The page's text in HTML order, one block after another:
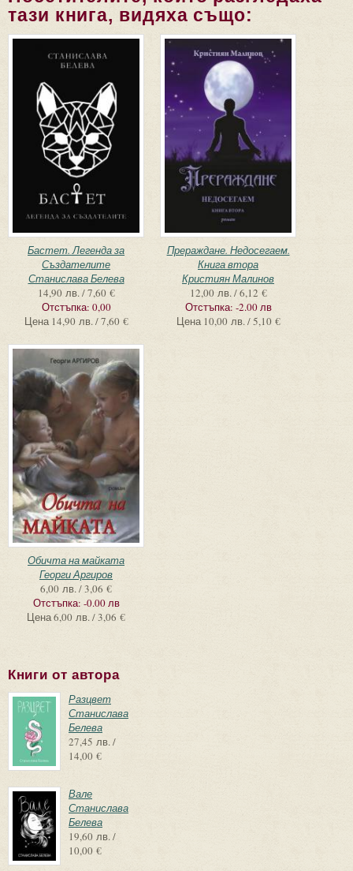
тази книга, видяха също:
Бастет. Легенда за
Създателите
Станислава Белева
14,90 лв. / 7,60 €
Отстъпка: 0,00
Цена 14,90 лв. / 7,60 €
Прераждане. Недосегаем.
Книга втора
Кристиян Малинов
12,00 лв. / 6,12 €
Отстъпка: -2.00 лв
Цена 10,00 лв. / 5,10 €
Обичта на майката
Георги Аргиров
6,00 лв. / 3,06 €
Отстъпка: -0.00 лв
Цена6,00 лв. / 3,06 €
Книги от автора
Разцвет
Станислава
Белева
27,45 лв. /
14,00 €
Вале
Станислава
Белева
19,60 лв. /
10,00 €